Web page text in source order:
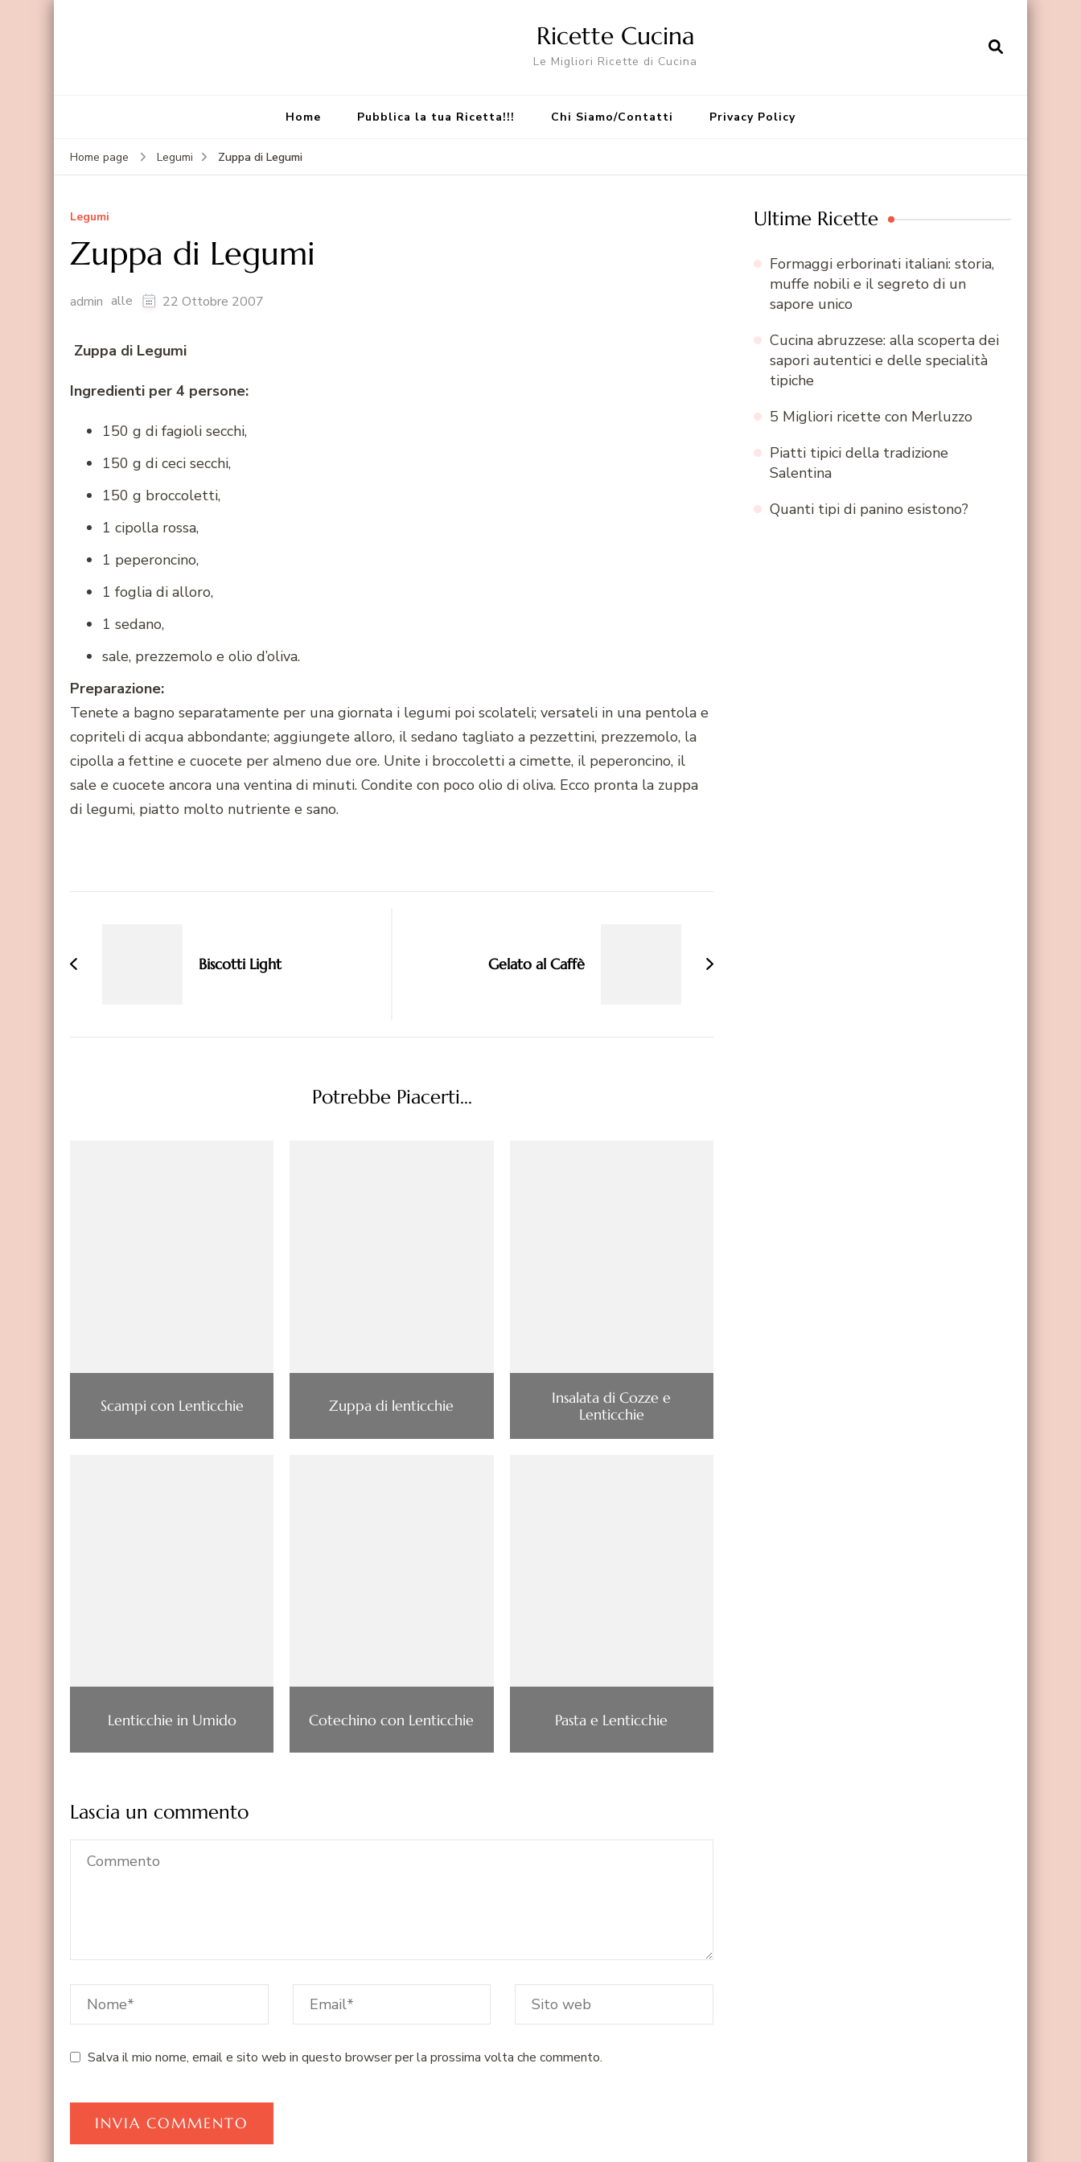
Ricette Cucina
Le Migliori Ricette di Cucina
Home Pubblica la tua Ricetta!!! Chi Siamo/Contatti Privacy Policy
Home page Legumi Zuppa di Legumi
Legumi
Zuppa di Legumi
admin alle 22 Ottobre 2007
Zuppa di Legumi
Ingredienti per 4 persone:
150 g di fagioli secchi,
150 g di ceci secchi,
150 g broccoletti,
1 cipolla rossa,
1 peperoncino,
1 foglia di alloro,
1 sedano,
sale, prezzemolo e olio d’oliva.
Preparazione:
Tenete a bagno separatamente per una giornata i legumi poi scolateli; versateli in una pentola e
copriteli di acqua abbondante; aggiungete alloro, il sedano tagliato a pezzettini, prezzemolo, la
cipolla a fettine e cuocete per almeno due ore. Unite i broccoletti a cimette, il peperoncino, il
sale e cuocete ancora una ventina di minuti. Condite con poco olio di oliva. Ecco pronta la zuppa
di legumi, piatto molto nutriente e sano.
Biscotti Light Gelato al Caffè
Potrebbe Piacerti...
Scampi con Lenticchie Zuppa di lenticchie
Insalata di Cozze e
Lenticchie
Lenticchie in Umido Cotechino con Lenticchie Pasta e Lenticchie
Lascia un commento
Salva il mio nome, email e sito web in questo browser per la prossima volta che commento.
Ultime Ricette
Formaggi erborinati italiani: storia,
muffe nobili e il segreto di un
sapore unico
Cucina abruzzese: alla scoperta dei
sapori autentici e delle specialità
tipiche
5 Migliori ricette con Merluzzo
Piatti tipici della tradizione
Salentina
Quanti tipi di panino esistono?